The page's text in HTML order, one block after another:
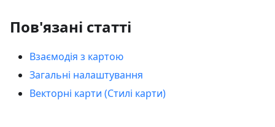
Пов'язані статті
Взаємодія з картою
Загальні налаштування
Векторні карти (Стилі карти)